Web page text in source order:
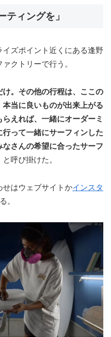
ティングを」
ズポイント近くにある逢野
クトリーで行う。
け。その他の行程は、ここの
当に良いものが出来上がる
えれば、一緒にオーダーミ
って一緒にサーフィンした
さんの希望に合ったサーフ
と呼び掛けた。
せはウェブサイトかインスタ
。